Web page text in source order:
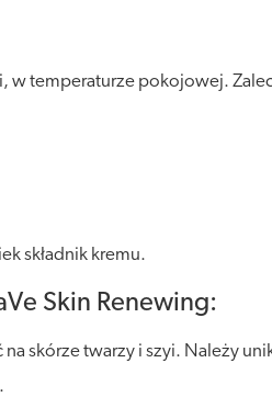
temperaturze pokojowej.
składnik kremu.
Skin Renewing:
skórze twarzy i szyi. Należy